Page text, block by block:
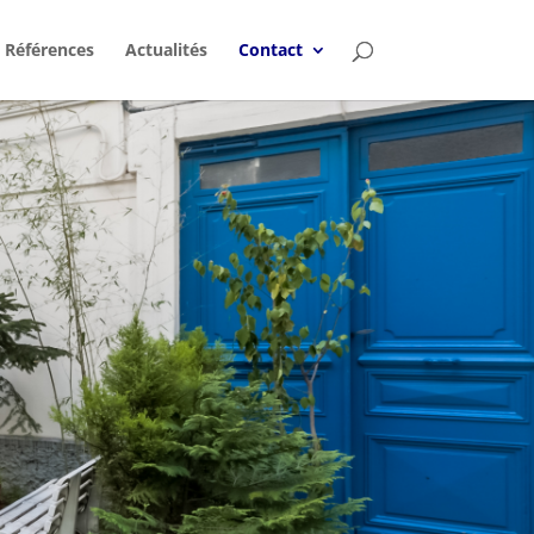
Références Actualités Contact